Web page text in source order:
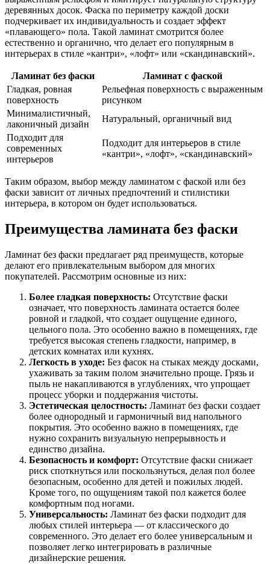
деревянных досок. Фаска по периметру каждой доски
подчеркивает их индивидуальность и создает эффект
«плавающего» пола. Такой ламинат смотрится более
естественно и органично, что делает его популярным в
интерьерах в стиле «кантри», «лофт» или «скандинавский».
Ламинат без фаски
Ламинат с фаской
Гладкая, ровная
поверхность
Рельефная поверхность с выраженным
рисунком
Минималистичный,
лаконичный дизайн
Натуральный, органичный вид
Подходит для
современных
интерьеров
Подходит для интерьеров в стиле
«кантри», «лофт», «скандинавский»
Таким образом, выбор между ламинатом с фаской или без
фаски зависит от личных предпочтений и стилистики
интерьера, в котором он будет использоваться.
Преимущества ламината без фаски
Ламинат без фаски предлагает ряд преимуществ, которые
делают его привлекательным выбором для многих
покупателей. Рассмотрим основные из них:
Более гладкая поверхность: Отсутствие фаски
означает, что поверхность ламината остается более
ровной и гладкой, что создает ощущение единого,
цельного пола. Это особенно важно в помещениях, где
требуется высокая степень гладкости, например, в
детских комнатах или кухнях.
Легкость в уходе: Без фасок на стыках между досками,
ухаживать за таким полом значительно проще. Грязь и
пыль не накапливаются в углублениях, что упрощает
процесс уборки и поддержания чистоты.
Эстетическая целостность: Ламинат без фаски создает
более однородный и гармоничный вид напольного
покрытия. Это особенно важно в помещениях, где
нужно сохранить визуальную непрерывность и
единство дизайна.
Безопасность и комфорт: Отсутствие фаски снижает
риск споткнуться или поскользнуться, делая пол более
безопасным, особенно для детей и пожилых людей.
Кроме того, по ощущениям такой пол кажется более
комфортным под ногами.
Универсальность: Ламинат без фаски подходит для
любых стилей интерьера — от классического до
современного. Это делает его более универсальным и
позволяет легко интегрировать в различные
дизайнерские решения.